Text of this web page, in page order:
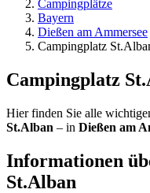
Campingplätze
Bayern
Dießen am Ammersee
Campingplatz
Campingplatz
Hier finden Sie alle
St.Alban – in Dießen am
Informationen
St.Alban